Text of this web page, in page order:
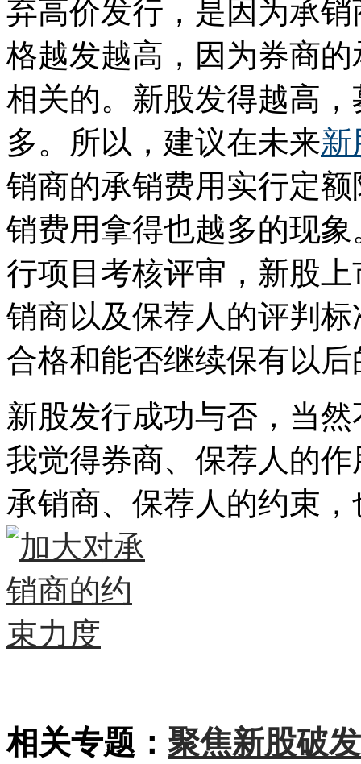
弃高价发行，是因为承
格越发越高，因为券商
相关的。新股发得越高
多。所以，建议在未来新
销商的承销费用实行定
销费用拿得也越多的现
行项目考核评审，新股
销商以及保荐人的评判
合格和能否继续保有以
新股发行成功与否，当
我觉得券商、保荐人的
承销商、保荐人的约束
相关专题： 聚焦新股破